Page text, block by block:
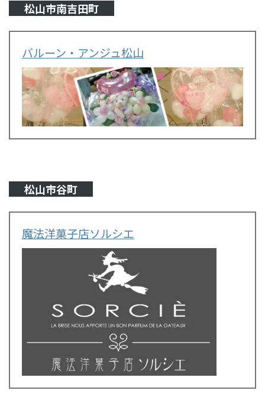
松山市南吉田町
バルーン・アンジュ松山
松山市谷町
魔法洋菓子店ソルシエ